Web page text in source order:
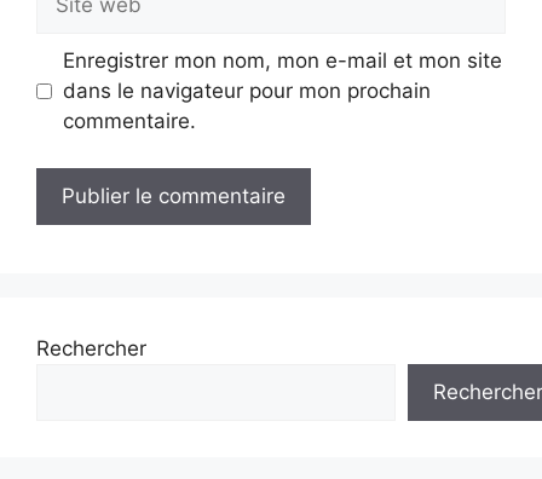
web
Enregistrer mon nom, mon e-mail et mon site
dans le navigateur pour mon prochain
commentaire.
Rechercher
Rechercher